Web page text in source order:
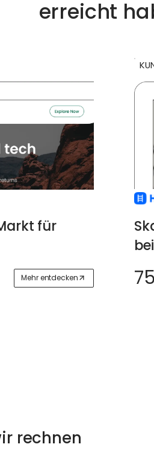
erreicht
für
Mehr entdecken
rechnen